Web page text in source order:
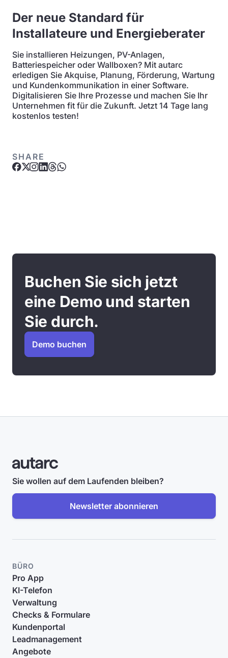
Der neue Standard für
Installateure und Energieberater
Sie installieren Heizungen, PV-Anlagen,
Batteriespeicher oder Wallboxen? Mit autarc
erledigen Sie Akquise, Planung, Förderung, Wartung
und Kundenkommunikation in einer Software.
Digitalisieren Sie Ihre Prozesse und machen Sie Ihr
Unternehmen fit für die Zukunft. Jetzt 14 Tage lang
kostenlos testen!
SHARE
Buchen Sie sich jetzt
eine Demo und starten
Sie durch.
Demo buchen
Sie wollen auf dem Laufenden bleiben?
Newsletter abonnieren
BÜRO
Pro App
KI-Telefon
Verwaltung
Checks & Formulare
Kundenportal
Leadmanagement
Angebote